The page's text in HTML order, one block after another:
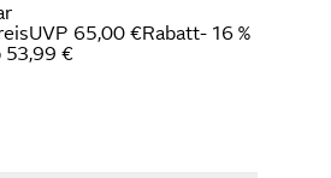
UVP 65,00 €Rabatt- 16 %
53,99 €